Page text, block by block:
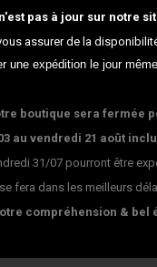
pas à jour sur notre
assurer de la
une expédition le jour
boutique sera fermée
au vendredi 21 août
31/07 pourront être
fera dans les meilleurs
compréhension & bel